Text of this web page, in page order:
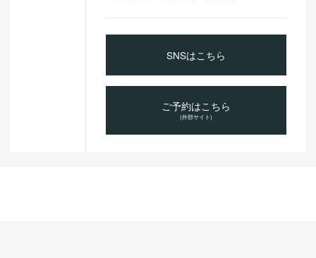
SNSはこちら
ご予約はこちら
(外部サイト)